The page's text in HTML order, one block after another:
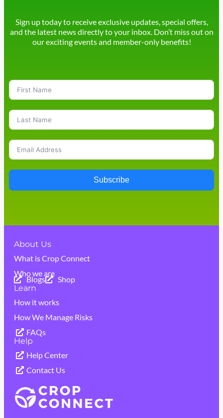
About Us
What is Crop Connect
Who we are
Blogs
Shop
Learn
How it works
How We Manage Risks
FAQs
Help
Help Center
Contact Us
Sign up today to receive exclusive updates, special offers,
and the latest news directly to your inbox. Don’t miss out on
our exciting events and member-only benefits!
Subscribe